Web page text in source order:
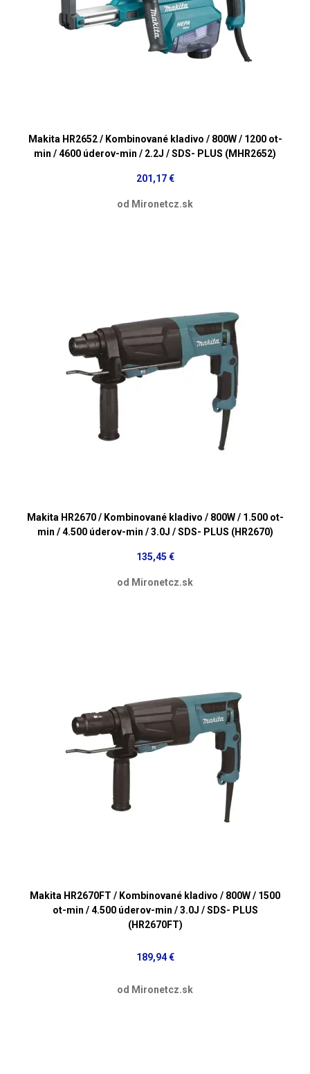
Makita HR2652 / Kombinované kladivo / 800W / 1200 ot-
min / 4600 úderov-min / 2.2J / SDS- PLUS (MHR2652)
201,17 €
od Mironetcz.sk
Makita HR2670 / Kombinované kladivo / 800W / 1.500 ot-
min / 4.500 úderov-min / 3.0J / SDS- PLUS (HR2670)
135,45 €
od Mironetcz.sk
Makita HR2670FT / Kombinované kladivo / 800W / 1500
ot-min / 4.500 úderov-min / 3.0J / SDS- PLUS
(HR2670FT)
189,94 €
od Mironetcz.sk